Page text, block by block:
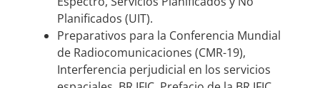
Planificados (UIT).
Preparativos para la Conferencia Mundial
de Radiocomunicaciones (CMR-19),
Interferencia perjudicial en los servicios